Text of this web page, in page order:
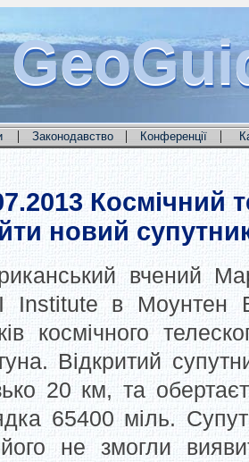
| Законодавство | Конференції |
Космічний
новий
вчений
Institute в Моунтен
космічного
Відкритий
20 км, та
65400 міль.
не змогли